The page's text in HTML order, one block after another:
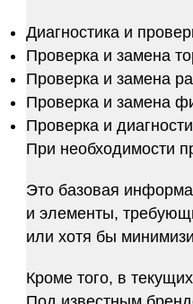
Диагностика и
Проверка и замена
Проверка и замена
Проверка и замена
Проверка и
При необходимости
Это базовая
и элементы,
или хотя бы
Кроме того, в